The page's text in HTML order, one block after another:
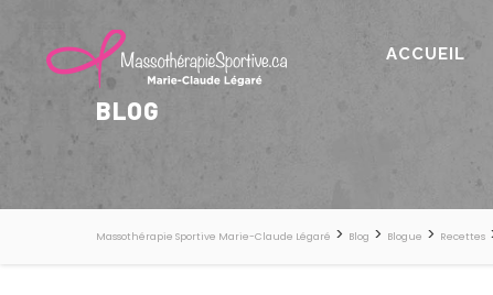
ACCUEIL
BLOG
Massothérapie Sportive Marie-Claude Légaré > Blog > Blogue > Recettes